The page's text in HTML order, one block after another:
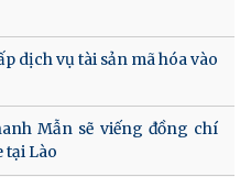
dịch vụ tài sản mã hóa vào
Mẫn sẽ viếng đồng chí
tại Lào